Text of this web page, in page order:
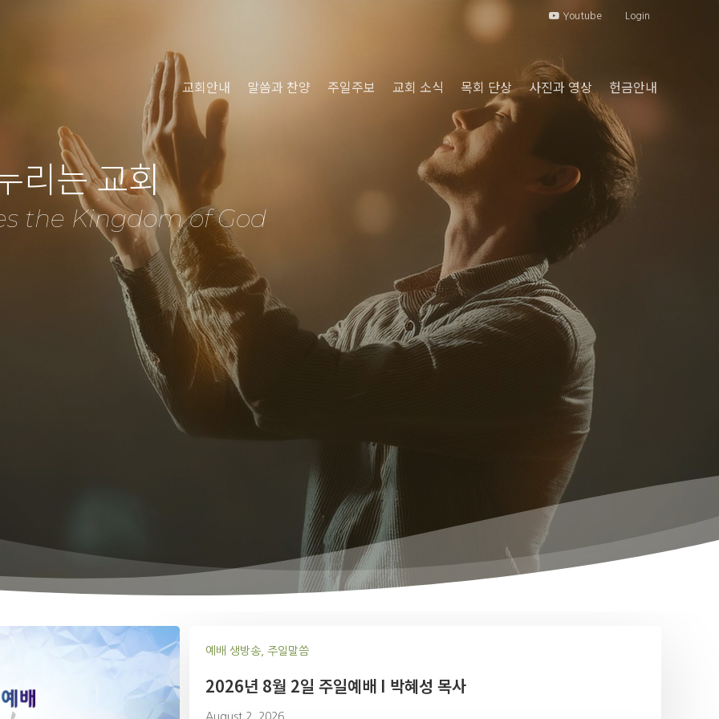
Youtube Login
교회안내 말씀과 찬양 주일주보 교회 소식 목회 단상 사진과 영상 헌금안내
리는 교회
the Kingdom of God
예배 생방송, 주일말씀
2026년 8월 2일 주일예배 I 박혜성 목사
August 2, 2026